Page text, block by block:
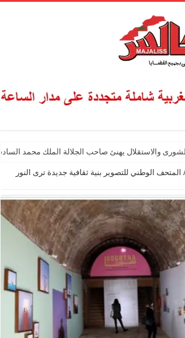
والاستقلال يهنئ صاحب الجلالة الملك محمد
المتحف الوطني للتصوير بنية ثقافية جديدة ترى النور